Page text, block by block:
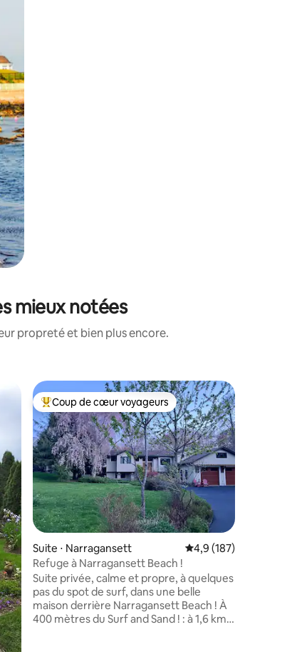
mieux notées
propreté et bien plus encore.
: 4,9 sur 5
Coups de cœur voyageurs les plus appréciés
Coup de cœur voyageurs
Suite ⋅ Narragansett Évaluation moyenne
4,9 (187)
Refuge à Narragansett Beach !
Suite privée, calme et propre, à quelques
pas du spot de surf, dans une belle
maison derrière Narragansett Beach ! À
400 mètres du Surf and Sand ! : à 1,6 km